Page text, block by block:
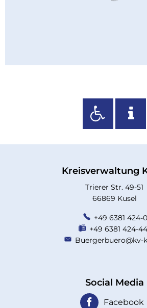
Kreisverwaltung
Trierer Str. 49-51
66869 Kusel
+49 6381 424-0
+49 6381 424-
Buergerbuero@kv-
Social Media
Facebook